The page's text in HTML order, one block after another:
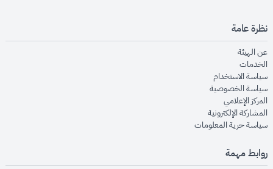
نظرة عامة
عن الهيئةopens in new window
الخدماتopens in new window
سياسة الاستخدامopens in new window
سياسة الخصوصيةopens in new window
المركز الإعلاميopens in new window
المشاركة الإلكترونيةopens in new window
سياسة حرية المعلوماتopens in new window
روابط مهمة